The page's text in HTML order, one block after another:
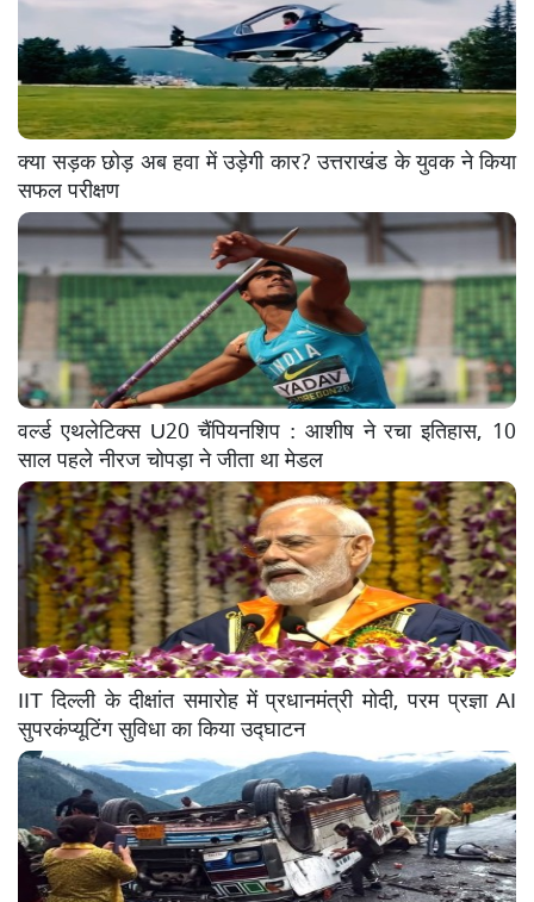
क्या सड़क छोड़ अब हवा में उड़ेगी कार? उत्तराखंड के युवक ने किया
सफल परीक्षण
वर्ल्ड एथलेटिक्स U20 चैंपियनशिप : आशीष ने रचा इतिहास, 10
साल पहले नीरज चोपड़ा ने जीता था मेडल
IIT दिल्ली के दीक्षांत समारोह में प्रधानमंत्री मोदी, परम प्रज्ञा AI
सुपरकंप्यूटिंग सुविधा का किया उद्घाटन